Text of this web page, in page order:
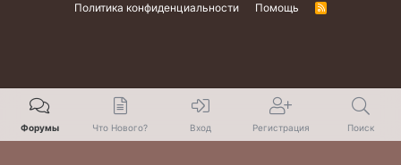
Политика конфиденциальности
Помощь
R
Форумы Что Нового? Вход Регистрация Поиск